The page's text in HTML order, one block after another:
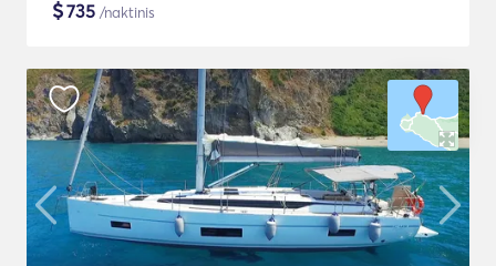
$735 /naktinis